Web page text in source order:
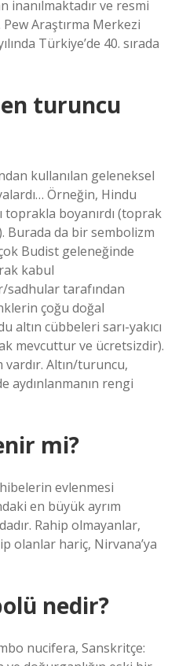
inanılmaktadır ve resmi
Araştırma Merkezi
Türkiye’de 40. sırada
turuncu
kullanılan geleneksel
Örneğin, Hindu
toprakla boyanırdı (toprak
Burada da bir sembolizm
Budist geleneğinde
kabul
sadhular tarafından
çoğu doğal
altın cübbeleri sarı-yakıcı
mevcuttur ve ücretsizdir).
Altın/turuncu,
aydınlanmanın rengi
mi?
evlenmesi
en büyük ayrım
Rahip olmayanlar,
olanlar hariç, Nirvana’ya
nedir?
nucifera, Sanskritçe: